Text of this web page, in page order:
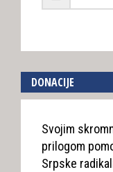
DONACIJE
Svojim
prilogom
Srpske